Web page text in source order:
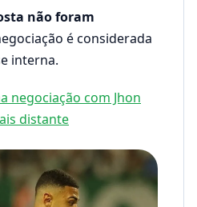
não foram
é considerada
interna.
negociação com Jhon
distante